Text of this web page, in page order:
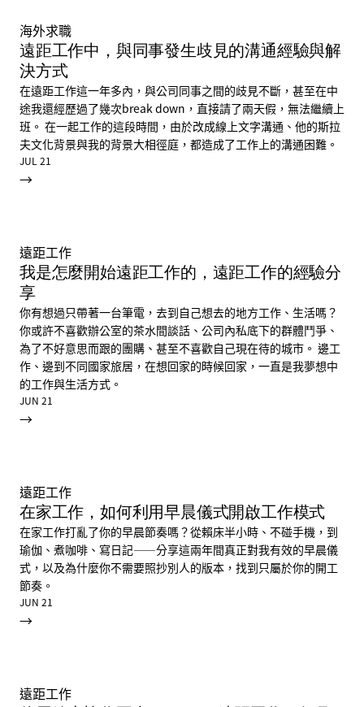
海外求職
遠距工作中，與同事發生歧見的溝通經驗與解
決方式
在遠距工作這一年多內，與公司同事之間的歧見不斷，甚至在中
途我還經歷過了幾次break down，直接請了兩天假，無法繼續上
班。 在一起工作的這段時間，由於改成線上文字溝通、他的斯拉
夫文化背景與我的背景大相徑庭，都造成了工作上的溝通困難。
JUL 21
→
遠距工作
我是怎麼開始遠距工作的，遠距工作的經驗分
享
你有想過只帶著一台筆電，去到自己想去的地方工作、生活嗎？
你或許不喜歡辦公室的茶水間談話、公司內私底下的群體鬥爭、
為了不好意思而跟的團購、甚至不喜歡自己現在待的城市。 邊工
作、邊到不同國家旅居，在想回家的時候回家，一直是我夢想中
的工作與生活方式。
JUN 21
→
遠距工作
在家工作，如何利用早晨儀式開啟工作模式
在家工作打亂了你的早晨節奏嗎？從賴床半小時、不碰手機，到
瑜伽、煮咖啡、寫日記——分享這兩年間真正對我有效的早晨儀
式，以及為什麼你不需要照抄別人的版本，找到只屬於你的開工
節奏。
JUN 21
→
遠距工作